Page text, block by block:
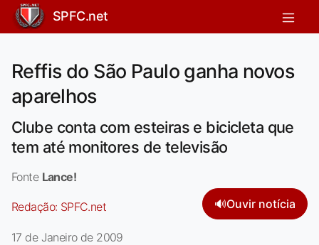
SPFC.net
Reffis do São Paulo ganha novos
aparelhos
Clube conta com esteiras e bicicleta que
tem até monitores de televisão
Fonte Lance!
Redação: SPFC.net 🔊Ouvir notícia
17 de Janeiro de 2009